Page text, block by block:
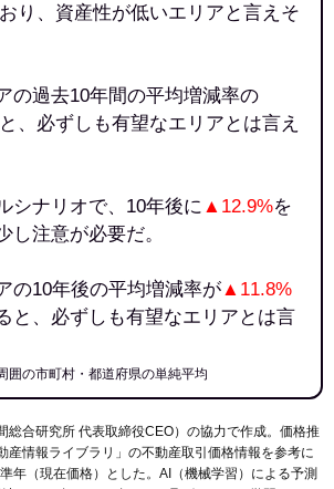
り、資産性が低いエリアと言えそ
の過去10年間の平均増減率の
、必ずしも有望なエリアとは言え
シナリオで、10年後に▲12.9%を
し注意が必要だ。
の10年後の平均増減率が▲11.8%
と、必ずしも有望なエリアとは言
囲の市町村・都道府県の単純平均
合研究所 代表取締役CEO）の協力で作成。価格推
産情報ライブラリ 」の不動産取引価格情報を参考に
年（現在価格）とした。AI（機械学習）による予測